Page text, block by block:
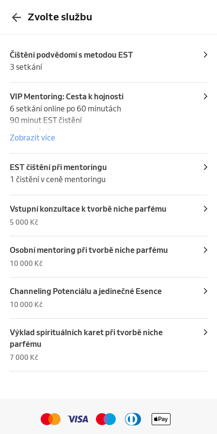
Zvolte službu
Čištění podvědomí s metodou EST
3 setkání
VIP Mentoring: Cesta k hojnosti
6 setkání online po 60 minutách
90 minut EST čistění
osobní vůně
mindfulness praxe
work and life balance
Zobrazit více
EST čištění při mentoringu
1 čistění v ceně mentoringu
Vstupní konzultace k tvorbě niche parfému
5 000 Kč
Osobní mentoring při tvorbě niche parfému
10 000 Kč
Channeling Potenciálu a jedinečné Esence
10 000 Kč
Výklad spirituálních karet při tvorbě niche
parfému
7 000 Kč